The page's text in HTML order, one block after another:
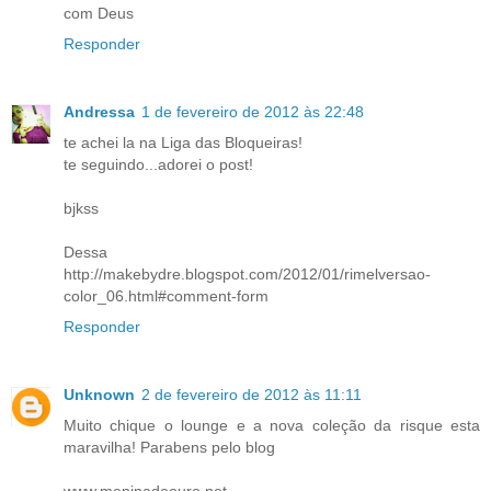
com Deus
Responder
Andressa 1 de fevereiro de 2012 às 22:48
te achei la na Liga das Bloqueiras!
te seguindo...adorei o post!
bjkss
Dessa
http://makebydre.blogspot.com/2012/01/rimelversao-
color_06.html#comment-form
Responder
Unknown 2 de fevereiro de 2012 às 11:11
Muito chique o lounge e a nova coleção da risque esta
maravilha! Parabens pelo blog